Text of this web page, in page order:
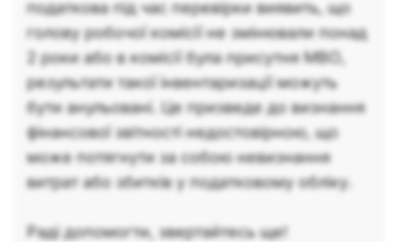
податкова під час перевірки виявить, що
голову робочої комісії не змінювали понад
2 роки або в комісії була присутня МВО,
результати такої інвентаризації можуть
бути анульовані. Це призведе до визнання
фінансової звітності недостовірною, що
може потягнути за собою невизнання
витрат або збитків у податковому обліку.
Раді допомогти, звертайтесь ще!